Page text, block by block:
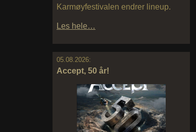
Karmøyfestivalen endrer lineup.
Les hele…
05.08.2026:
Accept, 50 år!